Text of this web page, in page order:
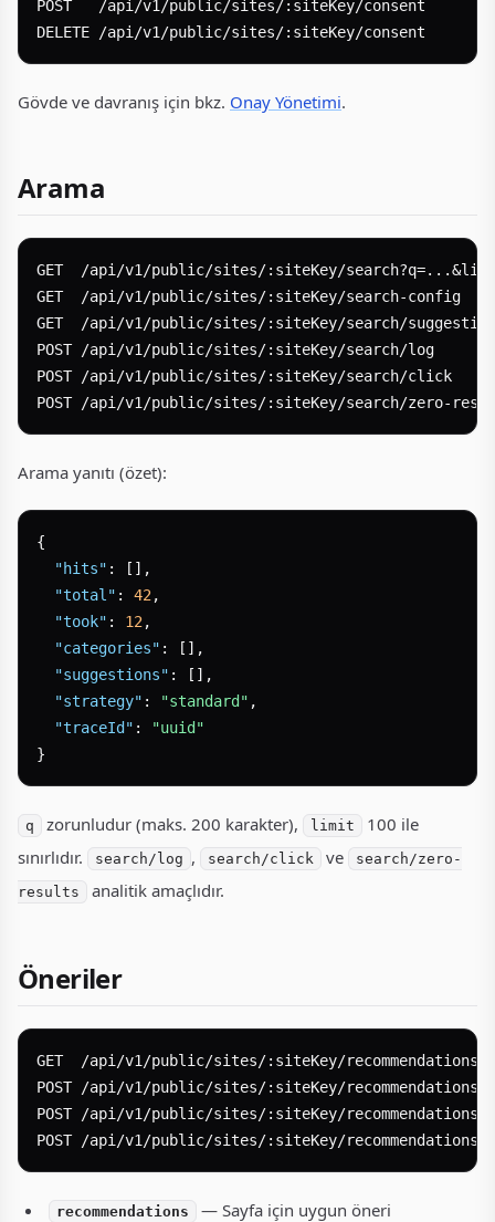
POST   /api/v1/public/sites/:siteKey/consent
Gövde ve davranış için bkz. Onay Yönetimi.
Arama
GET  /api/v1/public/sites/:siteKey/
GET  /api/v1/public/sites/:siteKey/search-config
GET  /api/v1/public/sites/:siteKey/search/
POST /api/v1/public/sites/:siteKey/search/log
POST /api/v1/public/sites/:siteKey/search/click
Arama yanıtı (özet):
{
"hits" : [ ] ,
"total" : 42,
"took" : 12,
"categories" : [ ] ,
"suggestions" : [ ] ,
"strategy" : "standard" ,
"traceId" :
"uuid"
}
q zorunludur (maks. 200 karakter), limit
100 ile
sınırlıdır.
search/log , search/click ve
search/zero-
results
analitik amaçlıdır.
Öneriler
GET  /api/v1/public/sites/:siteKey/
POST /api/v1/public/sites/:siteKey/
POST /api/v1/public/sites/:siteKey/
recommendations
— Sayfa için uygun öneri